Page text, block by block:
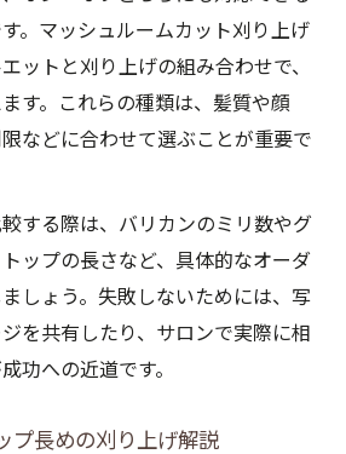
。マッシュルームカット刈り上げ
ットと刈り上げの組み合わせで、
す。これらの種類は、髪質や顔
などに合わせて選ぶことが重要で
する際は、バリカンのミリ数やグ
ップの長さなど、具体的なオーダ
しょう。失敗しないためには、写
を共有したり、サロンで実際に相
功への近道です。
プ長めの刈り上げ解説